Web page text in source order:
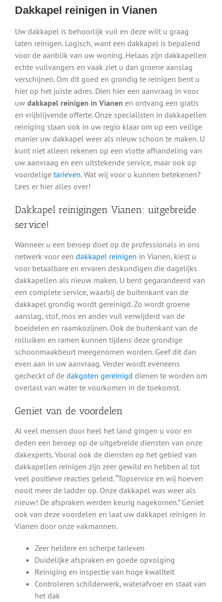
Dakkapel reinigen in Vianen
Uw dakkapel is behoorlijk vuil en deze wilt u graag
laten reinigen. Logisch, want een dakkapel is bepalend
voor de aanblik van uw woning. Helaas zijn dakkapellen
echte vuilvangers en vaak ziet u dan groene aanslag
verschijnen. Om dit goed en grondig te reinigen bent u
hier op het juiste adres. Dien hier een aanvraag in voor
uw dakkapel reinigen in Vianen en ontvang een gratis
en vrijblijvende offerte. Onze specialisten in dakkapellen
reiniging staan ook in uw regio klaar om op een veilige
manier uw dakkapel weer als nieuw schoon te maken. U
kunt niet alleen rekenen op een vlotte afhandeling van
uw aanvraag en een uitstekende service, maar ook op
voordelige tarieven. Wat wij voor u kunnen betekenen?
Lees er hier alles over!
Dakkapel reinigingen Vianen; uitgebreide
service!
Wanneer u een beroep doet op de professionals in ons
netwerk voor een dakkapel reinigen in Vianen, kiest u
voor betaalbare en ervaren deskundigen die dagelijks
dakkapellen als nieuw maken. U bent gegarandeerd van
een complete service, waarbij de buitenkant van de
dakkapel grondig wordt gereinigd. Zo wordt groene
aanslag, stof, mos en ander vuil verwijderd van de
boeidelen en raamkozijnen. Ook de buitenkant van de
rolluiken en ramen kunnen tijdens deze grondige
schoonmaakbeurt meegenomen worden. Geef dit dan
even aan in uw aanvraag. Verder wordt eveneens
gecheckt of de dakgoten gereinigd dienen te worden om
overlast van water te voorkomen in de toekomst.
Geniet van de voordelen
Al veel mensen door heel het land gingen u voor en
deden een beroep op de uitgebreide diensten van onze
dakexperts. Vooral ook de diensten op het gebied van
dakkapellen reinigen zijn zeer gewild en hebben al tot
veel positieve reacties geleid. “Topservice en wij hoeven
nooit meer de ladder op. Onze dakkapel was weer als
nieuw! De afspraken werden keurig nagekomen.” Geniet
ook van deze voordelen en laat uw dakkapel reinigen in
Vianen door onze vakmannen.
Zeer heldere en scherpe tarieven
Duidelijke afspraken en goede opvolging
Reiniging en inspectie van hoge kwaliteit
Controleren schilderwerk, waterafvoer en staat van
het dak